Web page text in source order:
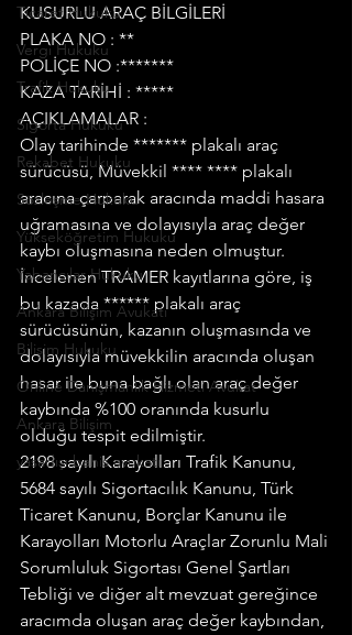
Ticaret Hukuku
Vergi Hukuku
Trafik Hukuku
Sigorta Hukuku
Rekabet Hukuku
Sözleşme Hukuku
Yükseköğretim Hukuku
Yabancılar Hukuku
Ankara Bilişim Avukatı
Bilişim Hukuku
Online Danışmanlık Hizmeti Avukat
Ankara Bilişim
yasadışı bahis avukatı
KUSURLU ARAÇ BİLGİLERİ
PLAKA NO : **
POLİÇE NO :*******
KAZA TARİHİ : *****
AÇIKLAMALAR :
Olay tarihinde ******* plakalı araç
sürücüsü, Müvekkil **** **** plakalı
aracına çarparak aracında maddi hasara
uğramasına ve dolayısıyla araç değer
kaybı oluşmasına neden olmuştur.
İncelenen TRAMER kayıtlarına göre, iş
bu kazada ****** plakalı araç
sürücüsünün, kazanın oluşmasında ve
dolayısıyla müvekkilin aracında oluşan
hasar ile buna bağlı olan araç değer
kaybında %100 oranında kusurlu
olduğu tespit edilmiştir.
2198 sayılı Karayolları Trafik Kanunu,
5684 sayılı Sigortacılık Kanunu, Türk
Ticaret Kanunu, Borçlar Kanunu ile
Karayolları Motorlu Araçlar Zorunlu Mali
Sorumluluk Sigortası Genel Şartları
Tebliği ve diğer alt mevzuat gereğince
aracımda oluşan araç değer kaybından,